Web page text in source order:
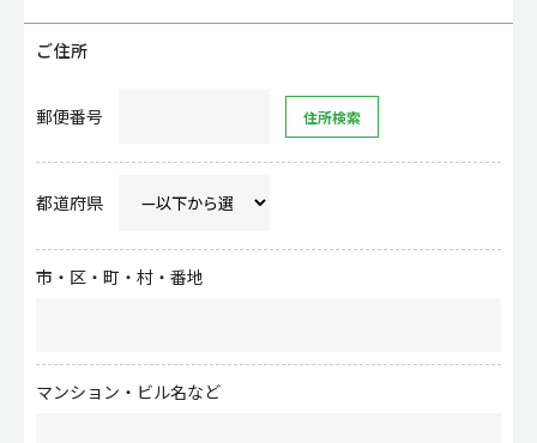
ご住所
郵便番号
都道府県
市・区・町・村・番地
マンション・ビル名など